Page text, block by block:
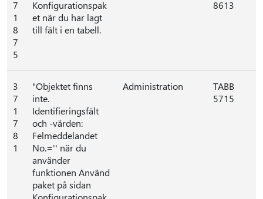
7
1
8
7
5
Konfigurationspak
et när du har lagt
till fält i en tabell.
8613
3
7
1
7
8
1
"Objektet finns
inte.
Identifieringsfält
och -värden:
Felmeddelandet
No.='' när du
använder
funktionen Använd
paket på sidan
Administration
TABB
5715